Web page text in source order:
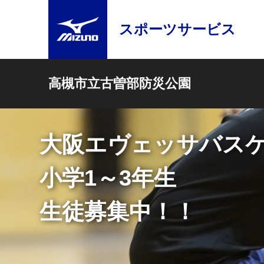
スポーツサービス
高槻市立古曽部防災公園
大阪エヴェッサバス
小学1～3年生
生徒募集中！！